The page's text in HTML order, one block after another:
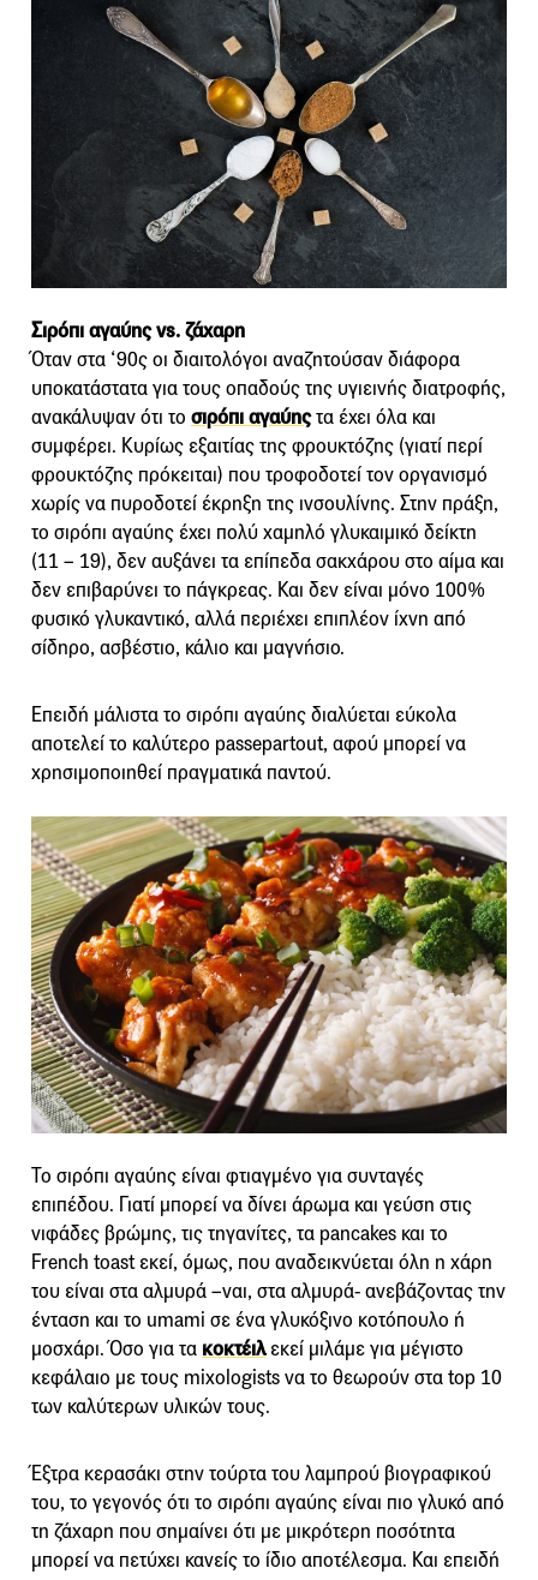
Σιρόπι αγαύης vs. ζάχαρη
Όταν στα ‘90ς οι διαιτολόγοι αναζητούσαν διάφορα
υποκατάστατα για τους οπαδούς της υγιεινής διατροφής,
ανακάλυψαν ότι το σιρόπι αγαύηςτα έχει όλα και
συμφέρει. Κυρίως εξαιτίας της φρουκτόζης (γιατί περί
φρουκτόζης πρόκειται) που τροφοδοτεί τον οργανισμό
χωρίς να πυροδοτεί έκρηξη της ινσουλίνης. Στην πράξη,
το σιρόπι αγαύης έχει πολύ χαμηλό γλυκαιμικό δείκτη
(11 – 19), δεν αυξάνει τα επίπεδα σακχάρου στο αίμα και
δεν επιβαρύνει το πάγκρεας. Και δεν είναι μόνο 100%
φυσικό γλυκαντικό, αλλά περιέχει επιπλέον ίχνη από
σίδηρο, ασβέστιο, κάλιο και μαγνήσιο.
Επειδή μάλιστα το σιρόπι αγαύης διαλύεται εύκολα
αποτελεί το καλύτερο passepartout, αφού μπορεί να
χρησιμοποιηθεί πραγματικά παντού.
Το σιρόπι αγαύης είναι φτιαγμένο για συνταγές
επιπέδου. Γιατί μπορεί να δίνει άρωμα και γεύση στις
νιφάδες βρώμης, τις τηγανίτες, τα pancakes και το
French toast εκεί, όμως, που αναδεικνύεται όλη η χάρη
του είναι στα αλμυρά –ναι, στα αλμυρά- ανεβάζοντας την
ένταση και το umami σε ένα γλυκόξινο κοτόπουλο ή
μοσχάρι. Όσο για τα κοκτέιλεκεί μιλάμε για μέγιστο
κεφάλαιο με τους mixologists να το θεωρούν στα top 10
των καλύτερων υλικών τους.
Έξτρα κερασάκι στην τούρτα του λαμπρού βιογραφικού
του, τo γεγονός ότι το σιρόπι αγαύης είναι πιο γλυκό από
τη ζάχαρη που σημαίνει ότι με μικρότερη ποσότητα
μπορεί να πετύχει κανείς το ίδιο αποτέλεσμα. Και επειδή